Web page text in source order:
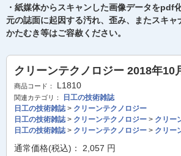
・紙媒体からスキャンした画像データをpdf
元の誌面に起因する汚れ、歪み、またスキャ
かたむき等はご容赦ください。
クリーンテクノロジー 2018年10
商品コード： L1810
関連カテゴリ：
日工の技術雑誌
日工の技術雑誌> クリーンテクノロジー
日工の技術雑誌> クリーンテクノロジー > クリー
日工の技術雑誌> クリーンテクノロジー > クリー
通常価格(税込)： 2,057 円